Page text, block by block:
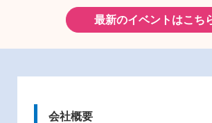
最新のイベントはこち
会社概要